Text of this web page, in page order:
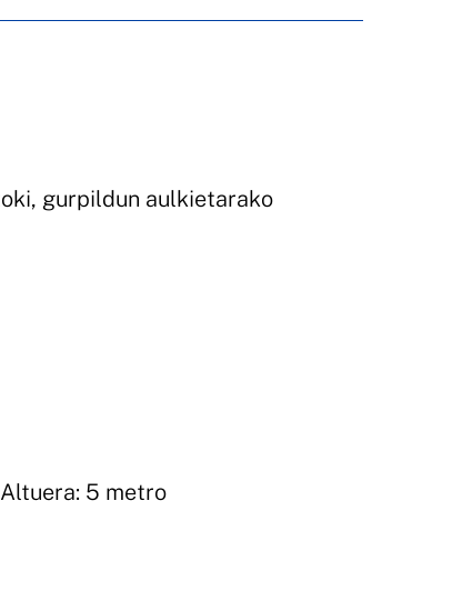
gurpildun aulkietarako
5 metro